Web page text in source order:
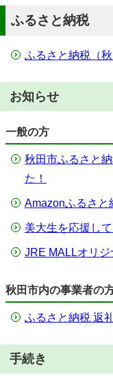
ふるさと納税
ふるさと納税（
お知らせ
一般の方
秋田市ふるさと
た！
Amazonふるさと
美大生を応援して
JRE MALLオリジ
秋田市内の事業者の
ふるさと納税 返
手続き